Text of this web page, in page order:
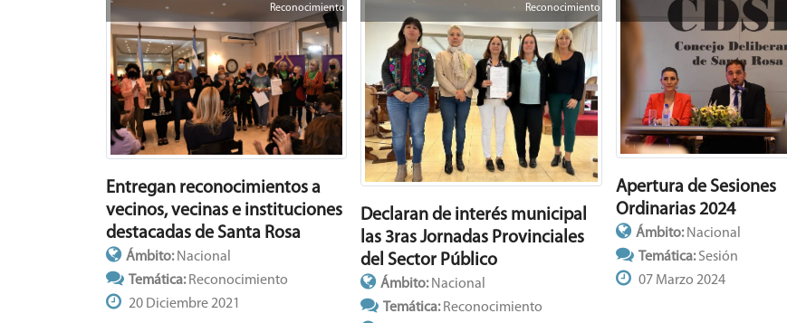
Reconocimiento
Entregan reconocimientos a
vecinos, vecinas e instituciones
destacadas de Santa Rosa
Ámbito: Nacional
Temática: Reconocimiento
20 Diciembre 2021
Reconocimiento
Declaran de interés municipal
las 3ras Jornadas Provinciales
del Sector Público
Ámbito: Nacional
Temática: Reconocimiento
Apertura de Sesiones
Ordinarias 2024
Ámbito: Nacional
Temática:Sesión
07 Marzo 2024